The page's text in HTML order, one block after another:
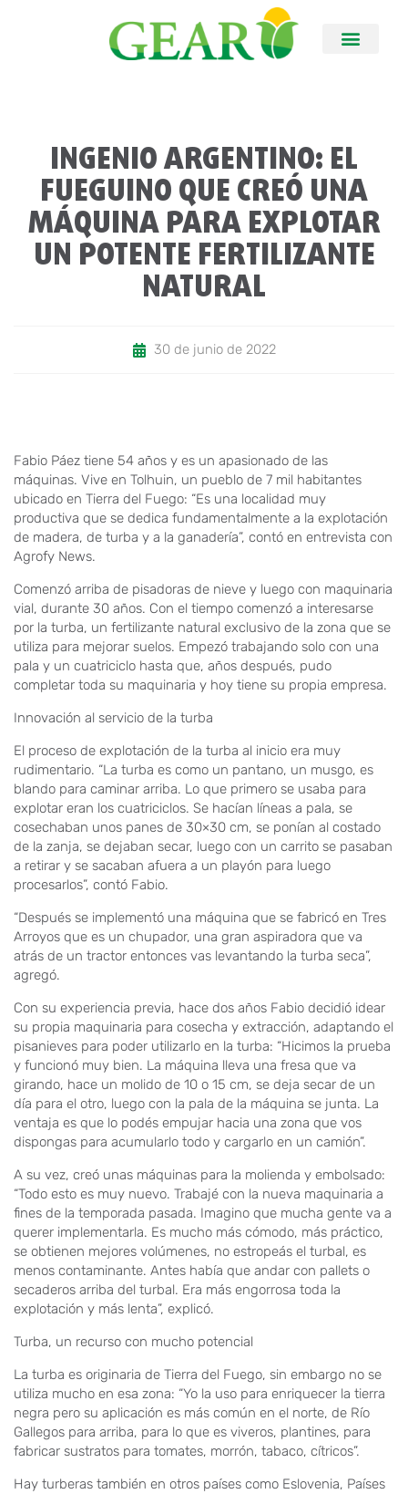
INGENIO ARGENTINO: EL
FUEGUINO QUE CREÓ UNA
MÁQUINA PARA EXPLOTAR
UN POTENTE FERTILIZANTE
NATURAL
30 de junio de 2022
Fabio Páez tiene 54 años y es un apasionado de las
máquinas. Vive en Tolhuin, un pueblo de 7 mil habitantes
ubicado en Tierra del Fuego: “Es una localidad muy
productiva que se dedica fundamentalmente a la explotación
de madera, de turba y a la ganadería”, contó en entrevista con
Agrofy News.
Comenzó arriba de pisadoras de nieve y luego con maquinaria
vial, durante 30 años. Con el tiempo comenzó a interesarse
por la turba, un fertilizante natural exclusivo de la zona que se
utiliza para mejorar suelos. Empezó trabajando solo con una
pala y un cuatriciclo hasta que, años después, pudo
completar toda su maquinaria y hoy tiene su propia empresa.
Innovación al servicio de la turba
El proceso de explotación de la turba al inicio era muy
rudimentario. “La turba es como un pantano, un musgo, es
blando para caminar arriba. Lo que primero se usaba para
explotar eran los cuatriciclos. Se hacían líneas a pala, se
cosechaban unos panes de 30×30 cm, se ponían al costado
de la zanja, se dejaban secar, luego con un carrito se pasaban
a retirar y se sacaban afuera a un playón para luego
procesarlos”, contó Fabio.
“Después se implementó una máquina que se fabricó en Tres
Arroyos que es un chupador, una gran aspiradora que va
atrás de un tractor entonces vas levantando la turba seca”,
agregó.
Con su experiencia previa, hace dos años Fabio decidió idear
su propia maquinaria para cosecha y extracción, adaptando el
pisanieves para poder utilizarlo en la turba: “Hicimos la prueba
y funcionó muy bien. La máquina lleva una fresa que va
girando, hace un molido de 10 o 15 cm, se deja secar de un
día para el otro, luego con la pala de la máquina se junta. La
ventaja es que lo podés empujar hacia una zona que vos
dispongas para acumularlo todo y cargarlo en un camión”.
A su vez, creó unas máquinas para la molienda y embolsado:
“Todo esto es muy nuevo. Trabajé con la nueva maquinaria a
fines de la temporada pasada. Imagino que mucha gente va a
querer implementarla. Es mucho más cómodo, más práctico,
se obtienen mejores volúmenes, no estropeás el turbal, es
menos contaminante. Antes había que andar con pallets o
secaderos arriba del turbal. Era más engorrosa toda la
explotación y más lenta”, explicó.
Turba, un recurso con mucho potencial
La turba es originaria de Tierra del Fuego, sin embargo no se
utiliza mucho en esa zona: “Yo la uso para enriquecer la tierra
negra pero su aplicación es más común en el norte, de Río
Gallegos para arriba, para lo que es viveros, plantines, para
fabricar sustratos para tomates, morrón, tabaco, cítricos”.
Hay turberas también en otros países como Eslovenia, Países